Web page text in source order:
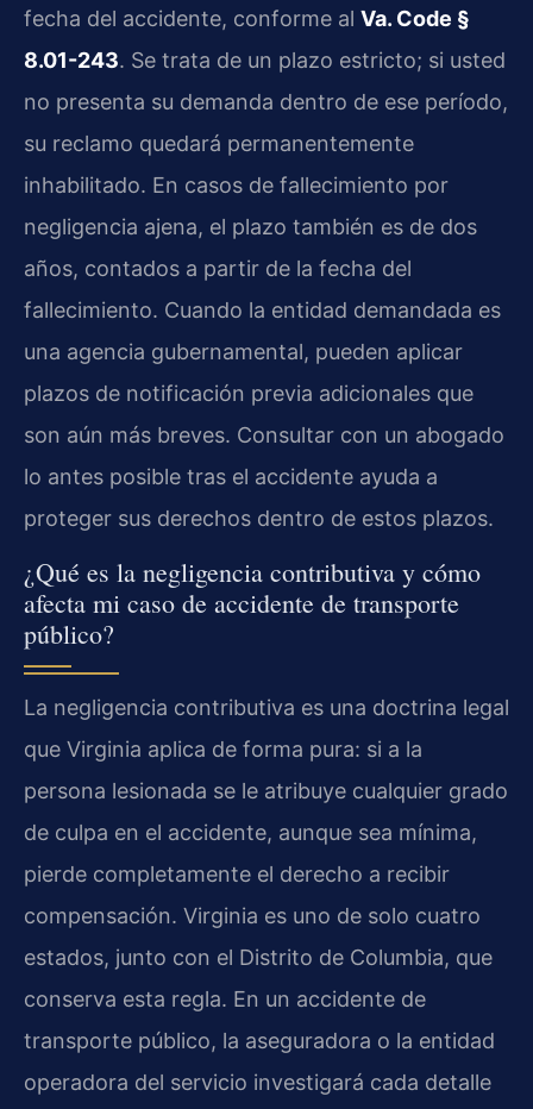
fecha del accidente, conforme al Va. Code §
8.01-243. Se trata de un plazo estricto; si usted
no presenta su demanda dentro de ese período,
su reclamo quedará permanentemente
inhabilitado. En casos de fallecimiento por
negligencia ajena, el plazo también es de dos
años, contados a partir de la fecha del
fallecimiento. Cuando la entidad demandada es
una agencia gubernamental, pueden aplicar
plazos de notificación previa adicionales que
son aún más breves. Consultar con un abogado
lo antes posible tras el accidente ayuda a
proteger sus derechos dentro de estos plazos.
¿Qué es la negligencia contributiva y cómo
afecta mi caso de accidente de transporte
público?
La negligencia contributiva es una doctrina legal
que Virginia aplica de forma pura: si a la
persona lesionada se le atribuye cualquier grado
de culpa en el accidente, aunque sea mínima,
pierde completamente el derecho a recibir
compensación. Virginia es uno de solo cuatro
estados, junto con el Distrito de Columbia, que
conserva esta regla. En un accidente de
transporte público, la aseguradora o la entidad
operadora del servicio investigará cada detalle